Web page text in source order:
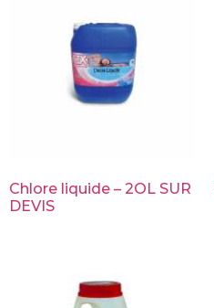
Chlore liquide – 2OL SUR
DEVIS